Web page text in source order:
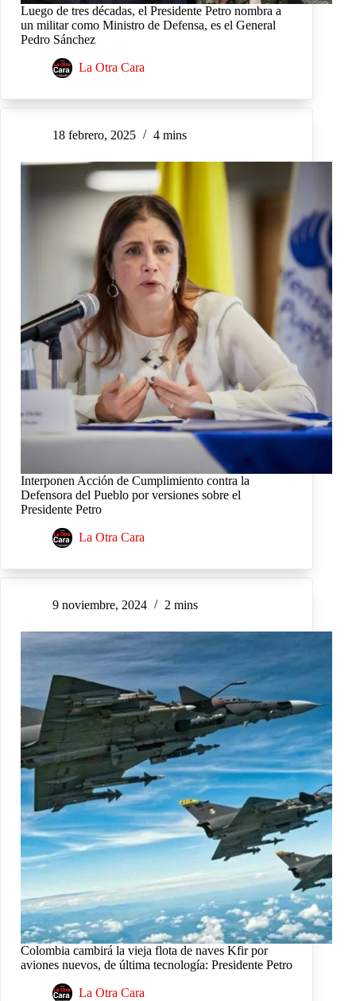
Luego de tres décadas, el Presidente Petro nombra a
un militar como Ministro de Defensa, es el General
Pedro Sánchez
La Otra Cara
18 febrero, 2025 4 mins
Interponen Acción de Cumplimiento contra la
Defensora del Pueblo por versiones sobre el
Presidente Petro
La Otra Cara
9 noviembre, 2024 2 mins
Colombia cambirá la vieja flota de naves Kfir por
aviones nuevos, de última tecnología: Presidente Petro
La Otra Cara